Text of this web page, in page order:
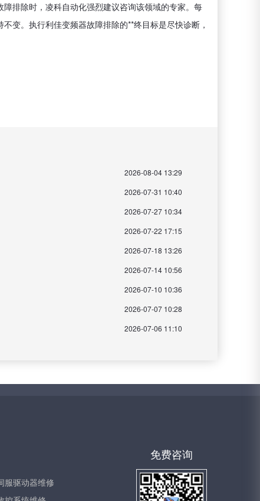
排除时，凌科自动化强烈建议咨询该领域的专家。每
变。执行利佳变频器故障排除的**终目标是尽快诊断，
2026-08-04 13:29
2026-07-31 10:40
2026-07-27 10:34
2026-07-22 17:15
2026-07-18 13:26
2026-07-14 10:56
2026-07-10 10:36
2026-07-07 10:28
2026-07-06 11:10
服驱动器维修
免费咨询